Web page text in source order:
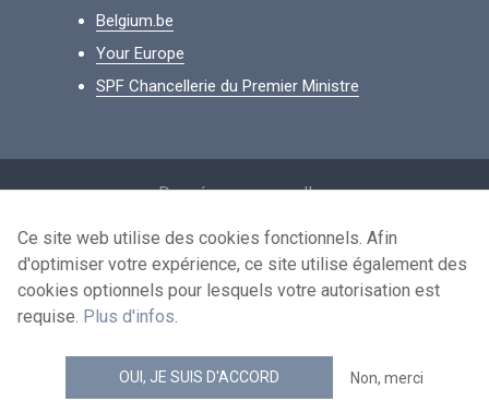
Belgium.be
Your Europe
SPF Chancellerie du Premier Ministre
Données personnelles
Conditions de réutilisation
Contactez-nous
news.belgium flux RSS
© 2026 - news.belgium.be
Ce site web utilise des cookies fonctionnels. Afin
d'optimiser votre expérience, ce site utilise également des
cookies optionnels pour lesquels votre autorisation est
requise. Plus d'infos.
OUI, JE SUIS D'ACCORD Non, merci